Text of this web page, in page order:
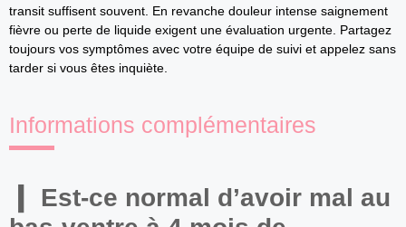
transit suffisent souvent. En revanche douleur intense saignement
fièvre ou perte de liquide exigent une évaluation urgente. Partagez
toujours vos symptômes avec votre équipe de suivi et appelez sans
tarder si vous êtes inquiète.
Informations complémentaires
Est-ce normal d’avoir mal au